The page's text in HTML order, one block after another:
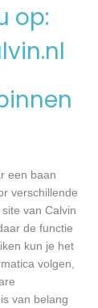
op:
een baan
verschillende
van Calvin
de functie
kun je het
volgen,
van belang